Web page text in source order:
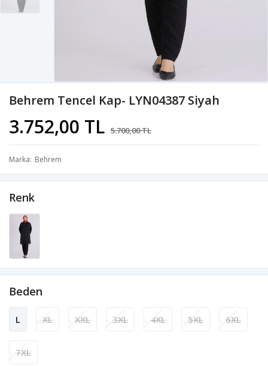
Behrem Tencel Kap- LYN04387 Siyah
3.752,00 TL 5.700,00 TL
Marka Behrem
Renk
Beden
L XL XXL 3XL 4XL 5XL 6XL
7XL